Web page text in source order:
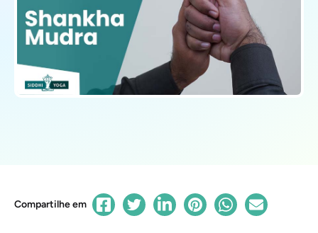
Compartilhe em